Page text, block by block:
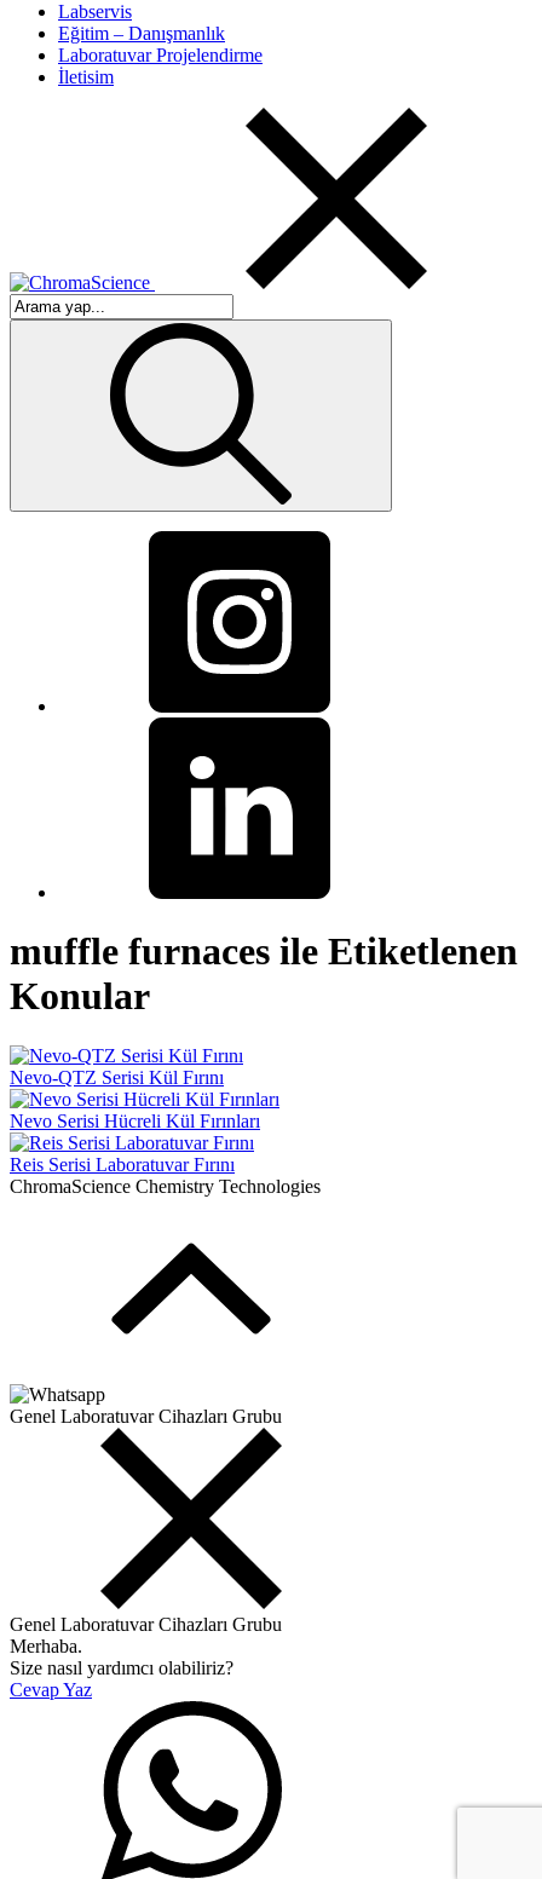
Labservis
Eğitim – Danışmanlık
Laboratuvar Projelendirme
İletisim
muffle furnaces ile Etiketlenen
Konular
Nevo-QTZ Serisi Kül Fırını
Nevo Serisi Hücreli Kül Fırınları
Reis Serisi Laboratuvar Fırını
ChromaScience Chemistry Technologies
Genel Laboratuvar Cihazları Grubu
Genel Laboratuvar Cihazları Grubu
Merhaba.
Size nasıl yardımcı olabiliriz?
Cevap Yaz